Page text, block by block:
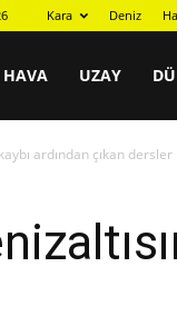
Kara Deniz
HAVA UZAY
ardından çıkan dersler